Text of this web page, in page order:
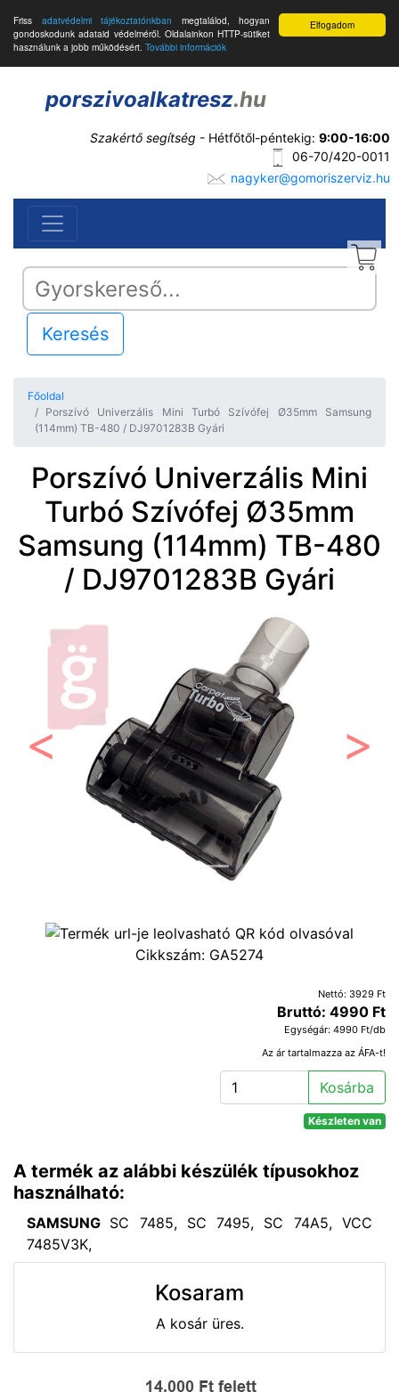
Elfogadom
Friss adatvédelmi tájékoztatónkban megtalálod, hogyan
gondoskodunk adataid védelméről. Oldalainkon HTTP-sütiket
használunk a jobb működésért. További információk
porszivoalkatresz.hu
Szakértő segítség - Hétfőtől-péntekig: 9:00-16:00
06-70/420-0011
nagyker@gomoriszerviz.hu
Keresés
Főoldal
Porszívó Univerzális Mini Turbó Szívófej Ø35mm Samsung
(114mm) TB-480 / DJ9701283B Gyári
Porszívó Univerzális Mini
Turbó Szívófej Ø35mm
Samsung (114mm) TB-480
/ DJ9701283B Gyári
Előző
Cikkszám: GA5274
Nettó: 3929 Ft
Bruttó: 4990 Ft
Egységár: 4990 Ft/db
Az ár tartalmazza az ÁFA-t!
Kosárba
Készleten van
A termék az alábbi készülék típusokhoz
használható:
SAMSUNG SC 7485, SC 7495, SC 74A5, VCC
7485V3K,
Kosaram
A kosár üres.